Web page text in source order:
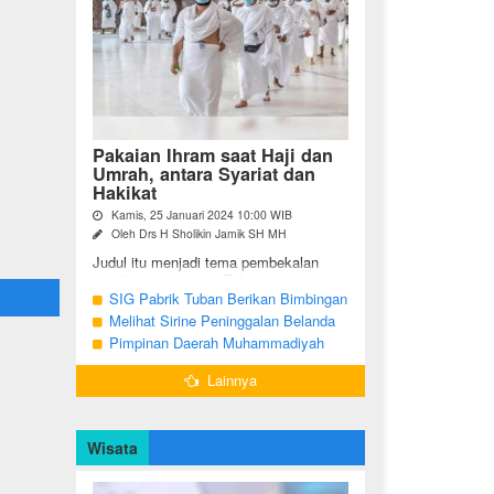
Pakaian Ihram saat Haji dan
Umrah, antara Syariat dan
Hakikat
Kamis, 25 Januari 2024 10:00 WIB
Oleh Drs H Sholikin Jamik SH MH
Judul itu menjadi tema pembekalan
(24/01/2024) di Masjid Nabawi al
Munawaroh, Madinah, kepada jemaah
umrah dari ...
SIG Pabrik Tuban Berikan Bimbingan
Manasik Haji kepada CJH Kabupaten
Tuban
Melihat Sirine Peninggalan Belanda
Penanda Buka Puasa di Pendopo
Bupati Blora
Pimpinan Daerah Muhammadiyah
Bojonegoro Akan Gelar Salat
Iduladha 9 Juli 2022
Lainnya
Wisata